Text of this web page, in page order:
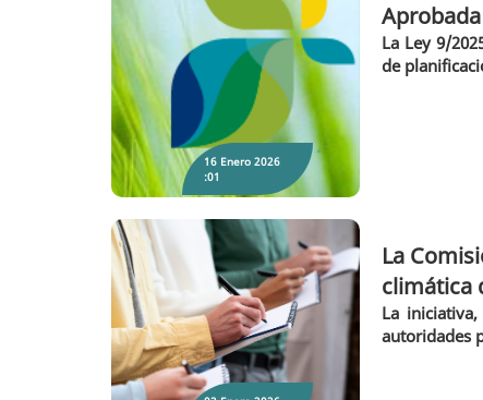
La Ley 9/
de
16 Enero 2026
:01
La Comisión Europea abre una consulta
pública para diseñar la nueva política de
resiliencia climática de la UE
La
climática
La
autoridades